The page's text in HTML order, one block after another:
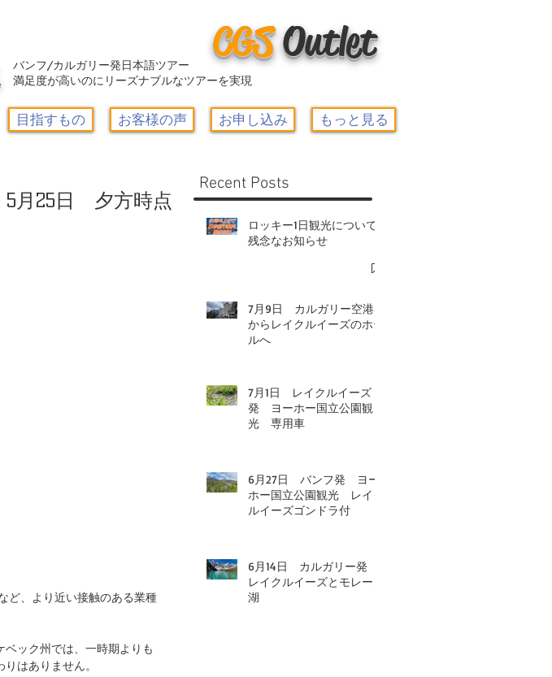
CGSOutlet
バンフ/カルガリー発日本語ツアー
満足度が高いのにリーズナブルなツアーを実現
目指すもの お客様の声 お申し込み もっと見る
月25日 夕方時点
ど、より近い接触のある業種
ック州では、一時期よりも
はありません。
Recent Posts
ロッキー1日観光について-
残念なお知らせ
7月9日 カルガリー空港
からレイクルイーズのホテ
ルへ
7月1日 レイクルイーズ
発 ヨーホー国立公園観
光 専用車
6月27日 バンフ発 ヨー
ホー国立公園観光 レイク
ルイーズゴンドラ付
6月14日 カルガリー発
レイクルイーズとモレーン
湖